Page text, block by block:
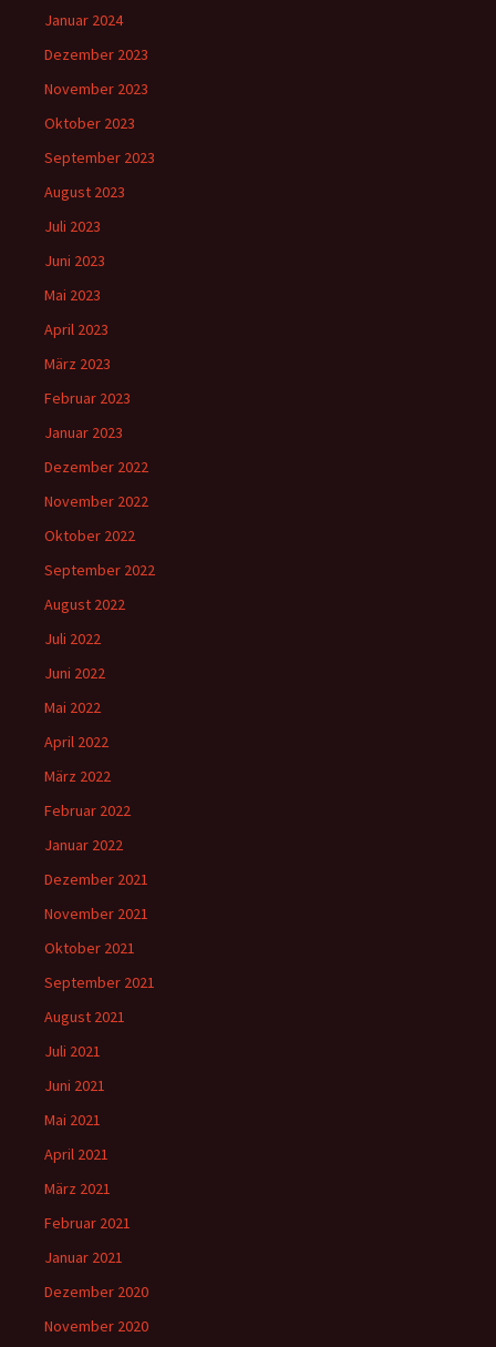
Januar 2024
Dezember 2023
November 2023
Oktober 2023
September 2023
August 2023
Juli 2023
Juni 2023
Mai 2023
April 2023
März 2023
Februar 2023
Januar 2023
Dezember 2022
November 2022
Oktober 2022
September 2022
August 2022
Juli 2022
Juni 2022
Mai 2022
April 2022
März 2022
Februar 2022
Januar 2022
Dezember 2021
November 2021
Oktober 2021
September 2021
August 2021
Juli 2021
Juni 2021
Mai 2021
April 2021
März 2021
Februar 2021
Januar 2021
Dezember 2020
November 2020